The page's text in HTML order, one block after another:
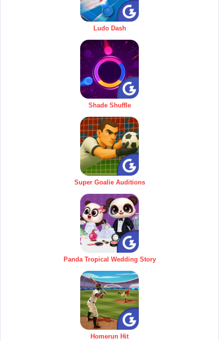
Ludo Dash
Shade Shuffle
Super Goalie Auditions
Panda Tropical Wedding Story
Homerun Hit